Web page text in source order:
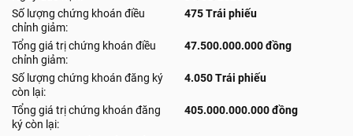
Số lượng chứng khoán điều
chỉnh giảm:
475 Trái phiếu
Tổng giá trị chứng khoán điều
chỉnh giảm:
47.500.000.000 đồng
Số lượng chứng khoán đăng ký
còn lại:
4.050 Trái phiếu
Tổng giá trị chứng khoán đăng
ký còn lại:
405.000.000.000 đồng